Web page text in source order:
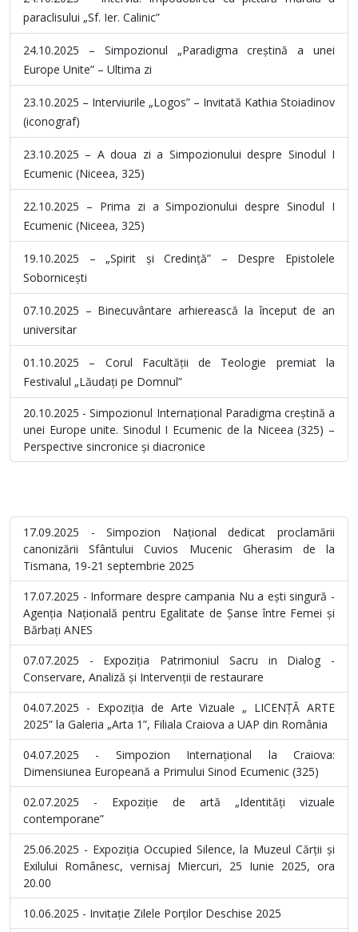
paraclisului „Sf. Ier. Calinic”
24.10.2025 – Simpozionul „Paradigma creștină a unei
Europe Unite” – Ultima zi
23.10.2025 – Interviurile „Logos” – Invitată Kathia Stoiadinov
(iconograf)
23.10.2025 – A doua zi a Simpozionului despre Sinodul I
Ecumenic (Niceea, 325)
22.10.2025 – Prima zi a Simpozionului despre Sinodul I
Ecumenic (Niceea, 325)
19.10.2025 – „Spirit și Credință” – Despre Epistolele
Sobornicești
07.10.2025 – Binecuvântare arhierească la început de an
universitar
01.10.2025 – Corul Facultății de Teologie premiat la
Festivalul „Lăudați pe Domnul”
20.10.2025 - Simpozionul Internațional Paradigma creștină a
unei Europe unite. Sinodul I Ecumenic de la Niceea (325) –
Perspective sincronice și diacronice
17.09.2025 - Simpozion Național dedicat proclamării
canonizării Sfântului Cuvios Mucenic Gherasim de la
Tismana, 19-21 septembrie 2025
17.07.2025 - Informare despre campania Nu a ești singură -
Agenția Națională pentru Egalitate de Șanse între Femei și
Bărbați ANES
07.07.2025 - Expoziția Patrimoniul Sacru in Dialog -
Conservare, Analiză și Intervenții de restaurare
04.07.2025 - Expoziția de Arte Vizuale „ LICENȚĂ ARTE
2025” la Galeria „Arta 1”, Filiala Craiova a UAP din România
04.07.2025 - Simpozion Internațional la Craiova:
Dimensiunea Europeană a Primului Sinod Ecumenic (325)
02.07.2025 - Expoziție de artă „Identități vizuale
contemporane”
25.06.2025 - Expoziția Occupied Silence, la Muzeul Cărții și
Exilului Românesc, vernisaj Miercuri, 25 Iunie 2025, ora
20.00
10.06.2025 - Invitație Zilele Porților Deschise 2025